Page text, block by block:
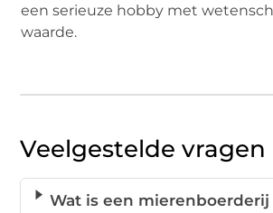
een serieuze hobby met
waarde.
Veelgestelde vragen
Wat is een mierenboerderij